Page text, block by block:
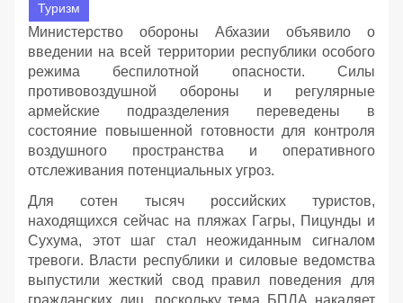
Туризм
Министерство обороны Абхазии объявило о
введении на всей территории республики особого
режима беспилотной опасности. Силы
противовоздушной обороны и регулярные
армейские подразделения переведены в
состояние повышенной готовности для контроля
воздушного пространства и оперативного
отслеживания потенциальных угроз.
Для сотен тысяч российских туристов,
находящихся сейчас на пляжах Гагры, Пицунды и
Сухума, этот шаг стал неожиданным сигналом
тревоги. Власти республики и силовые ведомства
выпустили жесткий свод правил поведения для